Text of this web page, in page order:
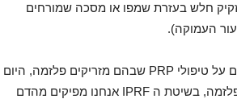
חלש בעזרת שמפו או מסכה שמורחים
העמוקה).
כאן בדיוק נכנסת לתמונה הטכנולוגיה הביולוגית. אם בעבר שמעתם על טיפולי PRP שבהם מזריקים פלזמה, היום
במקום סתם להזריק את הפלזמה, בשיטת ה IPRF אנחנו מפיקים מהדם